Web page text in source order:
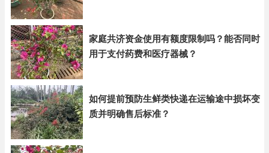
家庭共济资金使用有额度限制吗？能否同时
用于支付药费和医疗器械？
如何提前预防生鲜类快递在运输途中损坏变
质并明确售后标准？